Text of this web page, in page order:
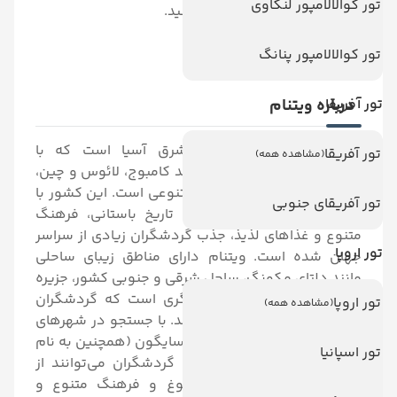
تور کوالالامپور لنکاوی
تور کوالالامپور پنانگ
تور آفریقا
تور آفریقا(مشاهده همه)
تور آفریقای جنوبی
تور اروپا
تور اروپا(مشاهده همه)
تور اسپانیا
پروازهای مختلف را مشاهده کنید.
درباره ویتنام
ویتنام کشوری در جنوب شرق آسیا است که با
همسایگانی با کشورهایی مانند کامبوج، لائوس و چین،
دارای فرهنگ و تاریخ غنی و متنوعی است. این کشور با
دارا بودن مناظر طبیعی زیبا، تاریخ باستانی، فرهنگ
متنوع و غذاهای لذیذ، جذب گردشگران زیادی از سراسر
جهان شده است. ویتنام دارای مناطق زیبای ساحلی
مانند دلتای مکونگ، ساحل شرقی و جنوبی کشور، جزیره
فوکوک و مناطق طبیعی دیگری است که گردشگران
علاقه‌مند را به خود جلب می‌کند. با جستجو در شهرهای
ویتنام مانند هانوی (پایتخت)، سایگون (همچنین به نام
هوچی من شناخته می‌شود)، گردشگران می‌توانند از
معماری تاریخی، بازارهای شلوغ و فرهنگ متنوع و